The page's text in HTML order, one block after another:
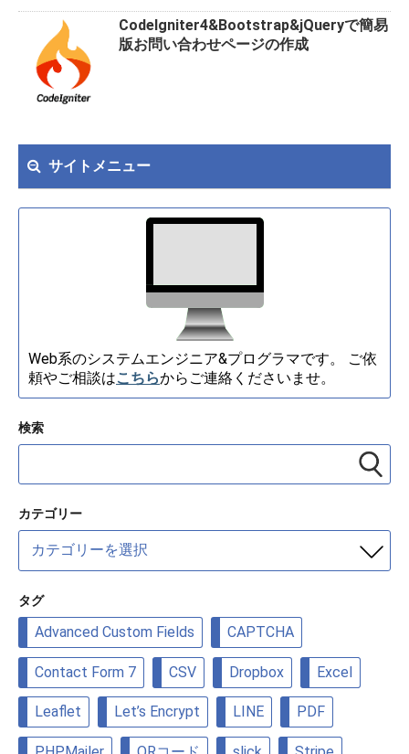
CodeIgniter4&Bootstrap&jQueryで簡易
版お問い合わせページの作成
サイトメニュー
Web系のシステムエンジニア&プログラマです。 ご依
頼やご相談はこちらからご連絡くださいませ。
検索
カテゴリー
カ
ゴ
リ
ー
タグ
Advanced Custom Fields CAPTCHA
Contact Form 7 CSV Dropbox Excel
Leaflet Let’s Encrypt LINE PDF